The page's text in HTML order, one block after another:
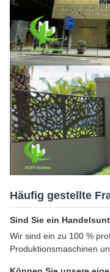
Häufig gestellte
Sind Sie ein
Wir sind ein zu 100 %
Produktionsmaschinen